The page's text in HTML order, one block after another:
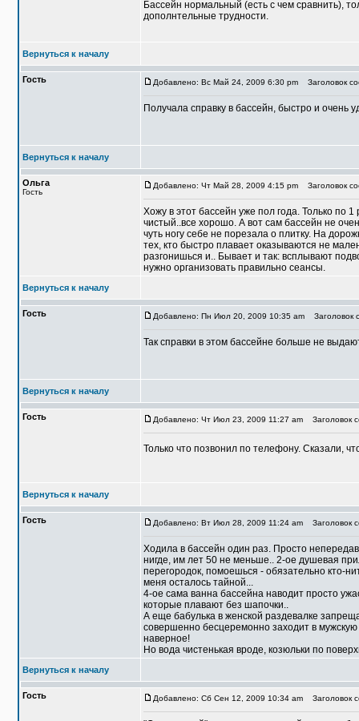
Бассейн нормальный (есть с чем сравнить),
дополнтельные трудности.
Вернуться к началу
Гость Добавлено: Вс Май 24, 2009 6:30 pm Заголовок
Получала справку в бассейн, быстро и
Вернуться к началу
Ольга
Гость
Добавлено: Чт Май 28, 2009 4:15 pm Заголовок
Хожу в этот бассейн уже пол года. Только по
чистый..все хорошо. А вот сам бассейн не
чуть ногу себе не порезала о плитку. На
тех, кто быстро плавает оказываются не
разгонишься и.. Бывает и так: всплывают
нужно организовать правильно сеансы.
Вернуться к началу
Гость Добавлено: Пн Июл 20, 2009 10:35 am Заголовок
Так справки в этом бассейне больше не
Вернуться к началу
Гость Добавлено: Чт Июл 23, 2009 11:27 am Заголовок
Только что позвонил по телефону. Сказали,
Вернуться к началу
Гость Добавлено: Вт Июл 28, 2009 11:24 am Заголовок
Ходила в бассейн один раз. Просто
нигде, им лет 50 не меньше.. 2-ое душевая
перегородок, помоешься - обязательно кто-
меня осталось тайной...
4-ое сама ванна бассейна наводит просто
которые плавают без шапочки..
А еще бабулька в женской раздевалке
совершенно бесцеремонно заходит в
наверное!
Но вода чистенькая вроде, козюльки по
Вернуться к началу
Гость Добавлено: Сб Сен 12, 2009 10:34 am Заголовок